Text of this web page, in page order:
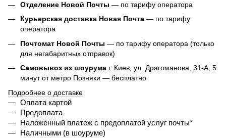
Отделение Новой Почты — по тарифу оператора
Курьерская доставка Новая Почта — по тарифу
оператора
Почтомат Новой Почты — по тарифу оператора (только
для негабаритных отправок)
Самовывоз из шоурума г. Киев, ул. Драгоманова, 31-А, 5
минут от метро Позняки — бесплатно
Подробнее о доставке
Оплата картой
Предоплата
Наложенный платеж с предоплатой услуг почты*
Наличными (в шоуруме)